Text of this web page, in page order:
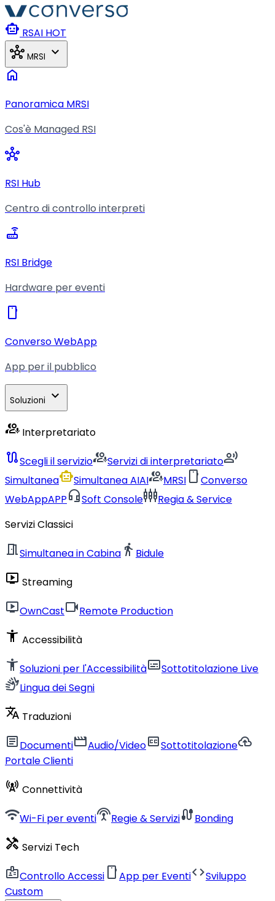
Vai al contenuto principale
smart_toy RSAI HOT
hub MRSI expand_more
home
Panoramica MRSI
Cos'è Managed RSI
hub
RSI Hub
Centro di controllo interpreti
router
RSI Bridge
Hardware per eventi
smartphone
Converso WebApp
App per il pubblico
Soluzioni expand_more
interpreter_mode Interpretariato
routeScegli il serviziointerpreter_modeServizi di interpretariatorecord_voice_over
Simultaneasmart_toySimultanea AIAIinterpreter_modeMRSI smartphoneConverso
WebAppAPPheadset_micSoft Consolesettings_input_componentRegia & Service
Servizi Classici
meeting_roomSimultanea in Cabina directions_walk Bidule
live_tv Streaming
live_tvOwnCastvideocamRemote Production
accessibility_new Accessibilità
accessibility_newSoluzioni per l'AccessibilitàsubtitlesSottotitolazione Live
sign_languageLingua dei Segni
translate Traduzioni
articleDocumentimovieAudio/Videoclosed_captionSottotitolazionecloud_upload
Portale Clienti
cell_tower Connettività
wifiWi-Fi per eventisettings_input_antennaRegie & ServizicableBonding
handyman Servizi Tech
badgeControllo Accessi smartphoneApp per EventicodeSviluppo
Custom